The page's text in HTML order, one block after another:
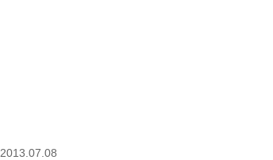
2013.07.08